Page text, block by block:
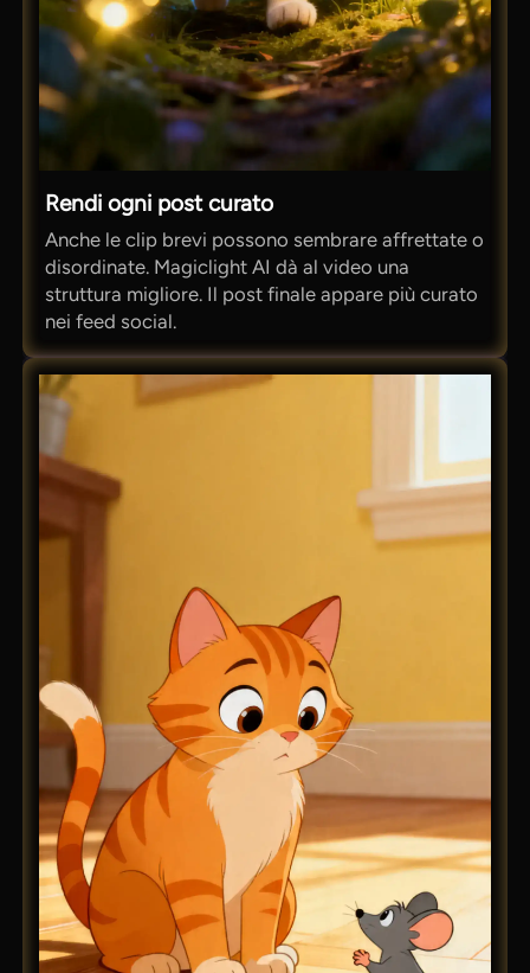
Rendi ogni post curato
Anche le clip brevi possono sembrare affrettate o
disordinate. Magiclight AI dà al video una
struttura migliore. Il post finale appare più curato
nei feed social.